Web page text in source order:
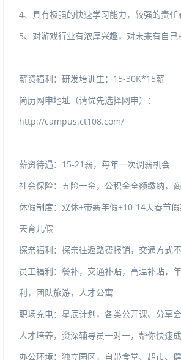
4、具有极强的快速学习能力，较强的责任
5、对游戏行业有浓厚兴趣，对未来有自己
薪资福利：研发培训生：15-30K*15薪
简历网申地址（请优先选择网申）：
http://campus.ct108.com/
薪资待遇：15-21薪，每年一次调薪机会
社会保险：五险一金，公积金全额缴纳，
休假制度：双休+带薪年假+10-14天春节
天育儿假
探亲福利：探亲往返路费报销，交通方式
员工福利：餐补，交通补贴，高温补贴，
利，团队旅游，人才公寓
职场充电：星辰计划，各类公开课、分享
人才培养，资深辅导员一对一，帮你快速
办公环境：独立园区，自带食堂、超市、